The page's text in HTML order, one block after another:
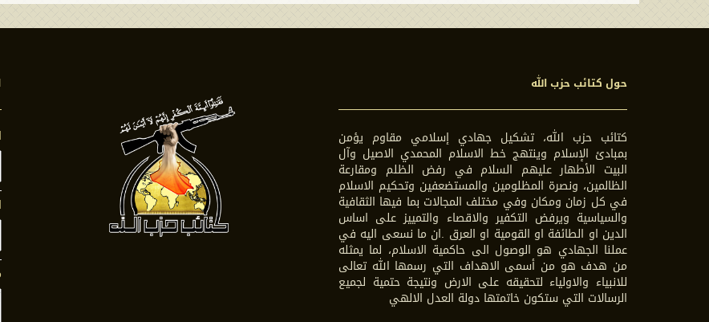
حول كتائب حزب الله
كتائب حزب الله، تشكيل جهادي إسلامي مقاوم يؤمن
بمبادئ الإسلام وينتهج خط الاسلام المحمدي الاصيل وآل
البيت الأطهار عليهم السلام في رفض الظلم ومقارعة
الظالمين، ونصرة المظلومين والمستضعفين وتحكيم الاسلام
في كل زمان ومكان وفي مختلف المجالات بما فيها الثقافية
والسياسية ويرفض التكفير والاقصاء والتمييز على اساس
الدين او الطائفة او القومية او العرق .ان ما نسعى اليه في
عملنا الجهادي هو الوصول الى حاكمية الاسلام، لما يمثله
من هدف هو من أسمى الاهداف التي رسمها الله تعالى
للانبياء والاولياء لتحقيقه على الارض ونتيجة حتمية لجميع
الرسالات التي ستكون خاتمتها دولة العدل الالهي